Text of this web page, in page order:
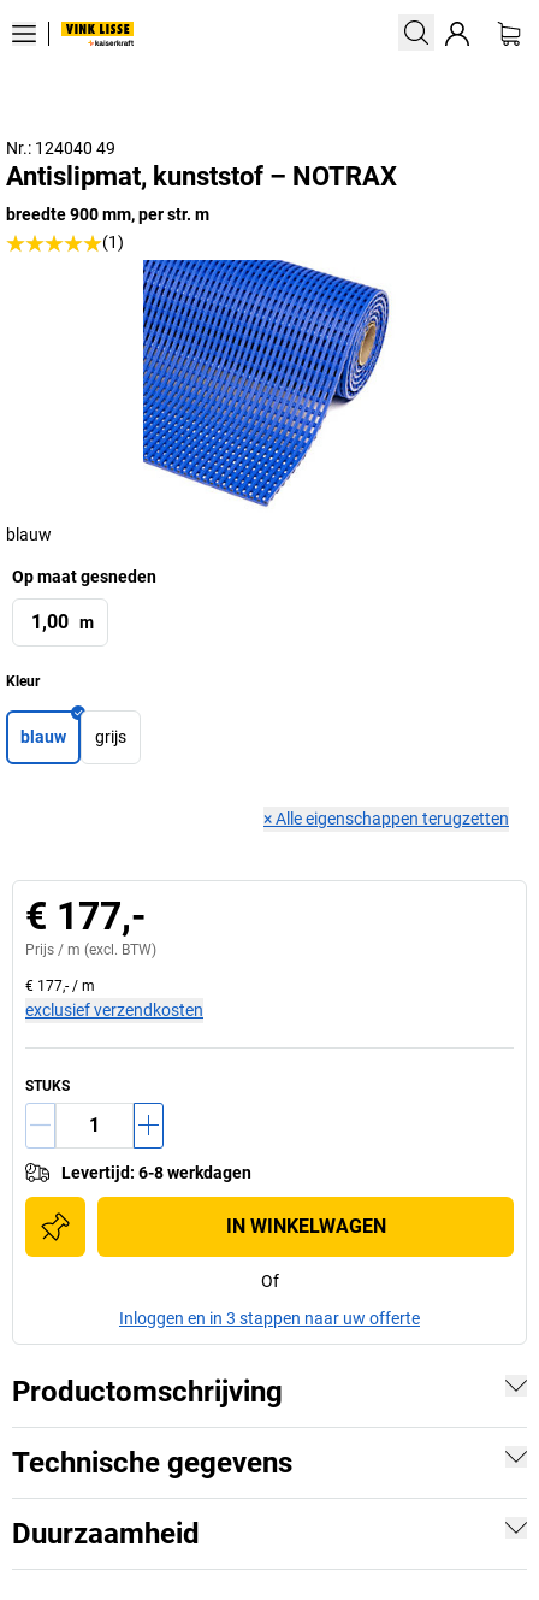
Nr.: 124040 49
Antislipmat, kunststof – NOTRAX
breedte 900 mm, per str. m
(1)
blauw
Op maat gesneden
m
Kleur
blauw grijs
×Alle eigenschappen terugzetten
€ 177,-
Prijs / m (excl. BTW)
€ 177,- / m
exclusief verzendkosten
STUKS
Levertijd: 6-8 werkdagen
IN WINKELWAGEN
Of
Inloggen en in 3 stappen naar uw offerte
Productomschrijving
Technische gegevens
Duurzaamheid